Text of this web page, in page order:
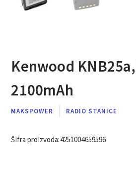
Kenwood
2100mAh
MAKSPOWER RADIO STANICE
Šifra proizvoda:4251004659596